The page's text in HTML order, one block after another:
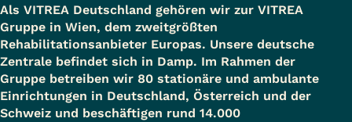
Als VITREA Deutschland gehören wir zur VITREA
Gruppe in Wien, dem zweitgrößten
Rehabilitationsanbieter Europas. Unsere deutsche
Zentrale befindet sich in Damp. Im Rahmen der
Gruppe betreiben wir 80 stationäre und ambulante
Einrichtungen in Deutschland, Österreich und der
Schweiz und beschäftigen rund 14.000